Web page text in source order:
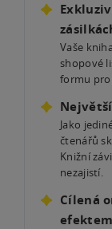
Vaše
shopové
formu
Jako
čtenářů
Knižní
nezajistí.
Cílená
efektem